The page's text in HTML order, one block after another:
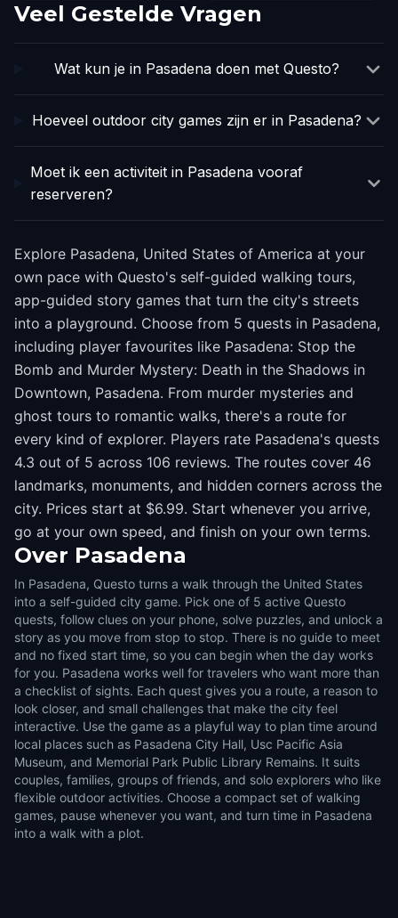
Veel Gestelde Vragen
Wat kun je in Pasadena doen met Questo?
Hoeveel outdoor city games zijn er in Pasadena?
Moet ik een activiteit in Pasadena vooraf
reserveren?
Explore Pasadena, United States of America at your
own pace with Questo's self-guided walking tours,
app-guided story games that turn the city's streets
into a playground. Choose from 5 quests in Pasadena,
including player favourites like Pasadena: Stop the
Bomb and Murder Mystery: Death in the Shadows in
Downtown, Pasadena. From murder mysteries and
ghost tours to romantic walks, there's a route for
every kind of explorer. Players rate Pasadena's quests
4.3 out of 5 across 106 reviews. The routes cover 46
landmarks, monuments, and hidden corners across the
city. Prices start at $6.99. Start whenever you arrive,
go at your own speed, and finish on your own terms.
Over Pasadena
In Pasadena, Questo turns a walk through the United States
into a self-guided city game. Pick one of 5 active Questo
quests, follow clues on your phone, solve puzzles, and unlock a
story as you move from stop to stop. There is no guide to meet
and no fixed start time, so you can begin when the day works
for you. Pasadena works well for travelers who want more than
a checklist of sights. Each quest gives you a route, a reason to
look closer, and small challenges that make the city feel
interactive. Use the game as a playful way to plan time around
local places such as Pasadena City Hall, Usc Pacific Asia
Museum, and Memorial Park Public Library Remains. It suits
couples, families, groups of friends, and solo explorers who like
flexible outdoor activities. Choose a compact set of walking
games, pause whenever you want, and turn time in Pasadena
into a walk with a plot.